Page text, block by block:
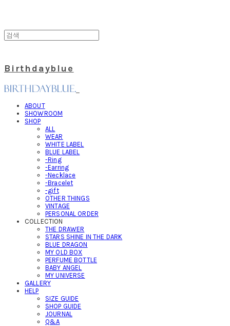
Birthdayblue
ABOUT
SHOWROOM
SHOP
ALL
WEAR
WHITE LABEL
BLUE LABEL
-Ring
-Earring
-Necklace
-Bracelet
-gift
OTHER THINGS
VINTAGE
PERSONAL ORDER
COLLECTION
THE DRAWER
STARS SHINE IN THE DARK
BLUE DRAGON
MY OLD BOX
PERFUME BOTTLE
BABY ANGEL
MY UNIVERSE
GALLERY
HELP
SIZE GUIDE
SHOP GUIDE
JOURNAL
Q&A